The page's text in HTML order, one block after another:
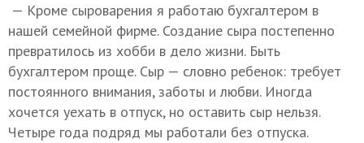
— Кроме сыроварения я работаю бухгалтером в
нашей семейной фирме. Создание сыра постепенно
превратилось из хобби в дело жизни. Быть
бухгалтером проще. Сыр — словно ребенок: требует
постоянного внимания, заботы и любви. Иногда
хочется уехать в отпуск, но оставить сыр нельзя.
Четыре года подряд мы работали без отпуска.